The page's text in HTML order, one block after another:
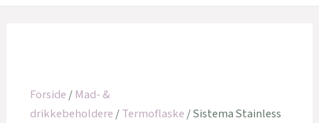
Forside/Mad- &
drikkebeholdere/Termoflaske/ Sistema Stainless